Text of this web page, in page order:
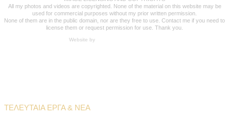
All my photos and videos are copyrighted. None of the material on this website may be
used for commercial purposes without my prior written permission.
None of them are in the public domain, nor are they free to use. Contact me if you need to
license them or request permission for use. Thank you.
Website by
ΤΕΛΕΥΤΑΊΑ ΈΡΓΑ & ΝΈΑ